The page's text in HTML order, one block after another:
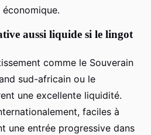
aussi liquide si le lingot
comme le Souverain
sud-africain ou le
une excellente liquidité.
faciles à
une entrée progressive dans